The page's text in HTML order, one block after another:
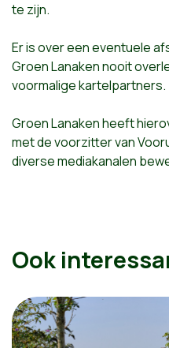
te zijn.
Er is over een eventuele
Groen Lanaken nooit
voormalige kartelpartners.
Groen Lanaken heeft
met de voorzitter van
diverse mediakanalen
Ook